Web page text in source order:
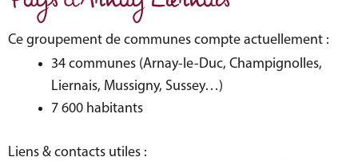
Ce groupement de communes compte actuellement :
34 communes (Arnay-le-Duc, Champignolles,
Liernais, Mussigny, Sussey…)
7 600 habitants
Liens & contacts utiles :